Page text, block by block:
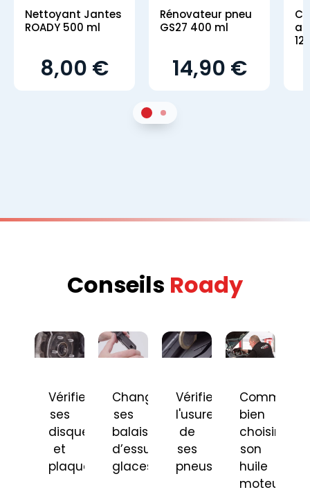
Nettoyant Jantes
ROADY 500 ml
8,00 €
Rénovateur pneu
GS27 400 ml
14,90 €
Sur 22Sur 2
Conseils Roady
Vérifier
ses
disques
et
plaquettes
Changer
ses
balais
d’essuie-
glaces
Vérifier
l'usure
de
ses
pneus
Comment
bien
choisir
son
huile
moteur